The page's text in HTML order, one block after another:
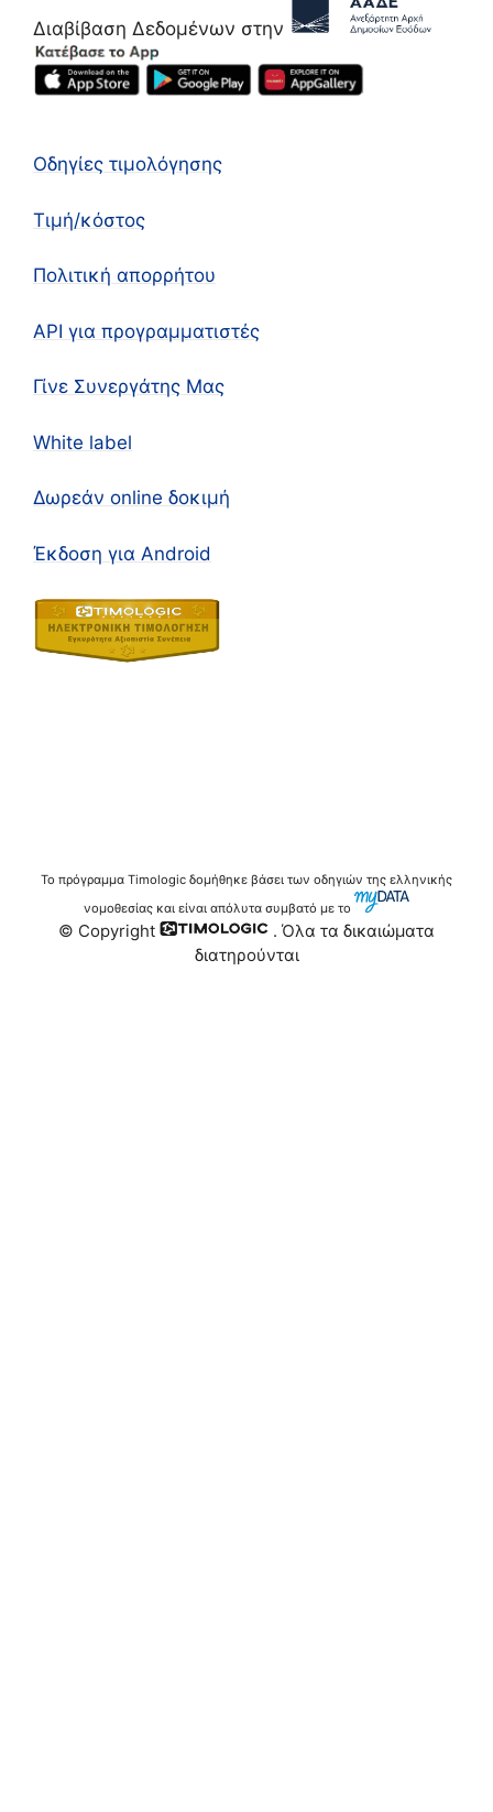
Διαβίβαση Δεδομένων στην
Οδηγίες τιμολόγησης
Τιμή/κόστος
Πολιτική απορρήτου
API για προγραμματιστές
Γίνε Συνεργάτης Μας
White label
Δωρεάν online δοκιμή
Έκδοση για Android
Το πρόγραμμα Timologic δομήθηκε βάσει των οδηγιών της ελληνικής
νομοθεσίας και είναι απόλυτα συμβατό με το
© Copyright
. Όλα τα δικαιώματα
διατηρούνται